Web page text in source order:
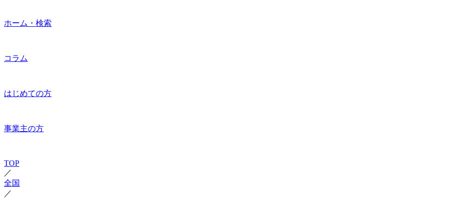
ホーム・検索
コラム
はじめての方
事業主の方
TOP
／
全国
／